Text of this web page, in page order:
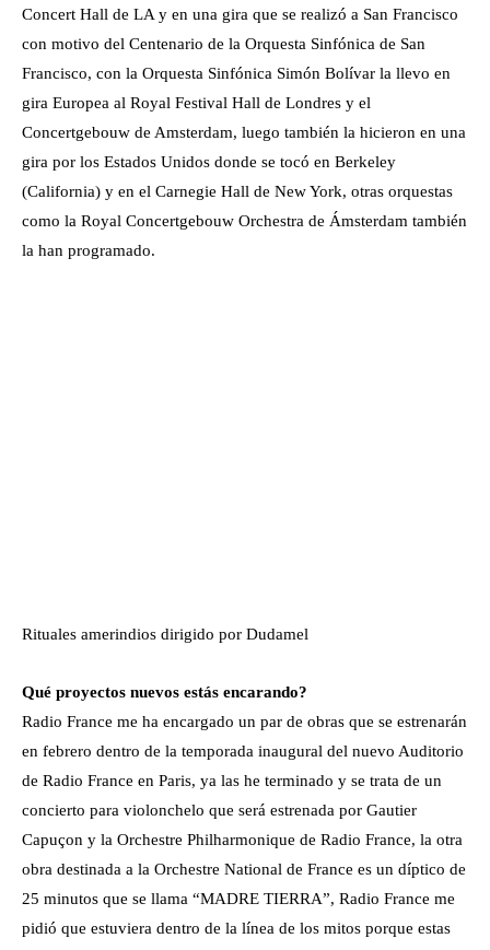
Concert Hall de LA y en una gira que se realizó a San Francisco
con motivo del Centenario de la Orquesta Sinfónica de San
Francisco, con la Orquesta Sinfónica Simón Bolívar la llevo en
gira Europea al Royal Festival Hall de Londres y el
Concertgebouw de Amsterdam, luego también la hicieron en una
gira por los Estados Unidos donde se tocó en Berkeley
(California) y en el Carnegie Hall de New York, otras orquestas
como la Royal Concertgebouw Orchestra de Ámsterdam también
la han programado.
Rituales amerindios dirigido por Dudamel
Qué proyectos nuevos estás encarando?
Radio France me ha encargado un par de obras que se estrenarán
en febrero dentro de la temporada inaugural del nuevo Auditorio
de Radio France en Paris, ya las he terminado y se trata de un
concierto para violonchelo que será estrenada por Gautier
Capuçon y la Orchestre Philharmonique de Radio France, la otra
obra destinada a la Orchestre National de France es un díptico de
25 minutos que se llama “MADRE TIERRA”, Radio France me
pidió que estuviera dentro de la línea de los mitos porque estas